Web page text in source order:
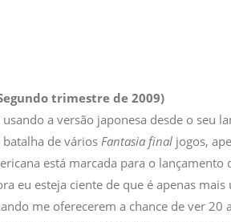
trimestre de 2009)
usando a versão japonesa desde o seu
de váriosFantasia final jogos,
está marcada para o
eu esteja ciente de que é apenas
me oferecerem a chance de ver 20